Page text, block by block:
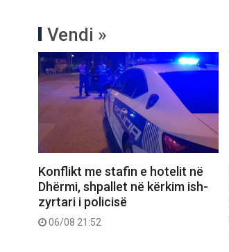
Vendi »
Konflikt me stafin e hotelit në
Dhërmi, shpallet në kërkim ish-
zyrtari i policisë
06/08 21:52